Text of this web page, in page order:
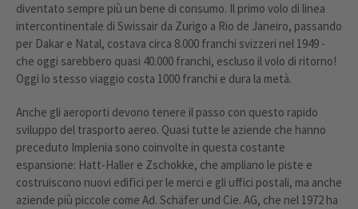
diventato sempre più un bene di consumo. Il primo volo di linea
intercontinentale di Swissair da Zurigo a Rio de Janeiro, passando
per Dakar e Natal, costava circa 8.000 franchi svizzeri nel 1949 -
che oggi sarebbero quasi 40.000 franchi, escluso il volo di ritorno!
Oggi lo stesso viaggio costa 1000 franchi e dura la metà.
Anche gli aeroporti devono tenere il passo con questo rapido
sviluppo del trasporto aereo. Quasi tutte le aziende che hanno
preceduto Implenia sono coinvolte in questa costante
espansione: Hatt-Haller e Zschokke, che ampliano le piste e
costruiscono nuovi edifici per le merci e gli uffici postali, ma anche
aziende più piccole come Ad. Schäfer und Cie. AG, che nel 1972 ha